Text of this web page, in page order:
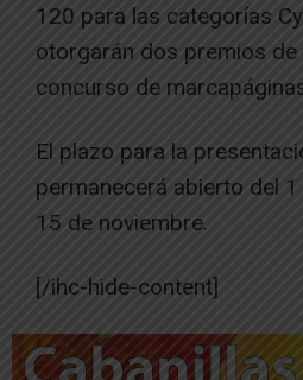
120 para las categorías
otorgarán dos premios de
concurso de
El plazo para la
permanecerá abierto del
15 de noviembre.
[/ihc-hide-content]